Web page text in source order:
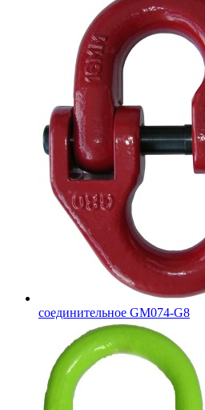
соединительное GM074-G8